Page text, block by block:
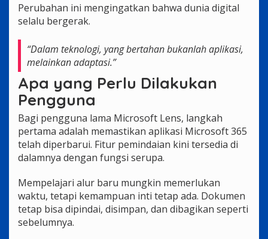
Perubahan ini mengingatkan bahwa dunia digital
selalu bergerak.
“Dalam teknologi, yang bertahan bukanlah aplikasi,
melainkan adaptasi.”
Apa yang Perlu Dilakukan
Pengguna
Bagi pengguna lama Microsoft Lens, langkah
pertama adalah memastikan aplikasi Microsoft 365
telah diperbarui. Fitur pemindaian kini tersedia di
dalamnya dengan fungsi serupa.
Mempelajari alur baru mungkin memerlukan
waktu, tetapi kemampuan inti tetap ada. Dokumen
tetap bisa dipindai, disimpan, dan dibagikan seperti
sebelumnya.